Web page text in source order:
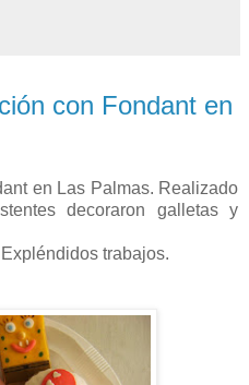
con Fondant en
en Las Palmas. Realizado
decoraron galletas y
trabajos.